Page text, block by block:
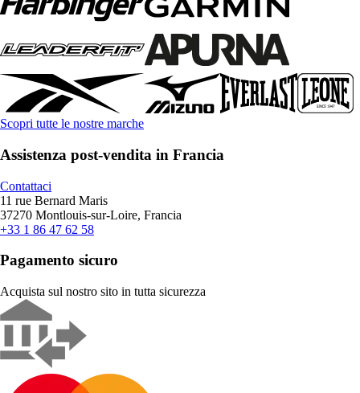
Scopri tutte le nostre marche
Assistenza post-vendita in Francia
Contattaci
11 rue Bernard Maris
37270 Montlouis-sur-Loire, Francia
+33 1 86 47 62 58
Pagamento sicuro
Acquista sul nostro sito in tutta sicurezza